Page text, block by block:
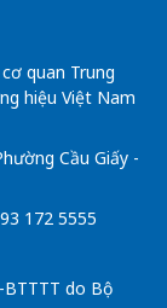
quan Trung
hiệu Việt Nam
Cầu Giấy -
172 5555
do Bộ